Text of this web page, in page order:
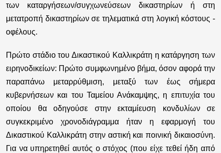
των καταργήσεων/συγχωνεύσεων δικαστηρίων ή στη
μετατροπή δικαστηρίων σε τηλεματικά στη λογική κόστους -
οφέλους.
Πρώτο στάδιο του Δικαστικού Καλλικράτη η κατάργηση των
ειρηνοδικείων: Πρώτο συμφωνημένο βήμα, όσον αφορά την
παραπάνω μεταρρύθμιση, μεταξύ των έως σήμερα
κυβερνήσεων και του Ταμείου Ανάκαμψης, η επιτυχία του
οποίου θα οδηγούσε στην εκταμίευση κονδυλίων σε
συγκεκριμένο χρονοδιάγραμμα ήταν η εφαρμογή του
Δικαστικού Καλλικράτη στην αστική και ποινική δικαιοσύνη.
Για να υπηρετηθεί αυτός ο στόχος (που είχε τεθεί ήδη από